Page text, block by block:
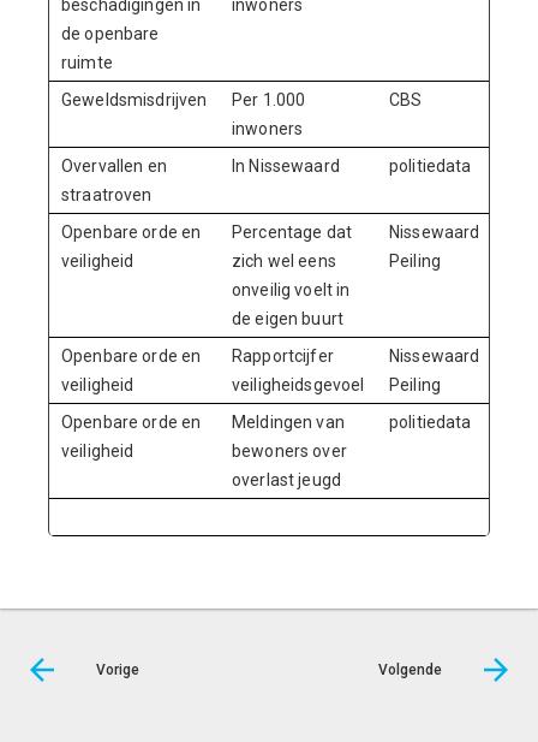
beschadigingen in
de openbare
ruimte
inwoners
Geweldsmisdrijven
Per 1.000
inwoners
CBS
Overvallen en
straatroven
In Nissewaard politiedata
Openbare orde en
veiligheid
Percentage dat
zich wel eens
onveilig voelt in
de eigen buurt
Nissewaard
Peiling
Openbare orde en
veiligheid
Rapportcijfer
veiligheidsgevoel
Nissewaard
Peiling
Openbare orde en
veiligheid
Meldingen van
bewoners over
overlast jeugd
politiedata
Vorige Volgende